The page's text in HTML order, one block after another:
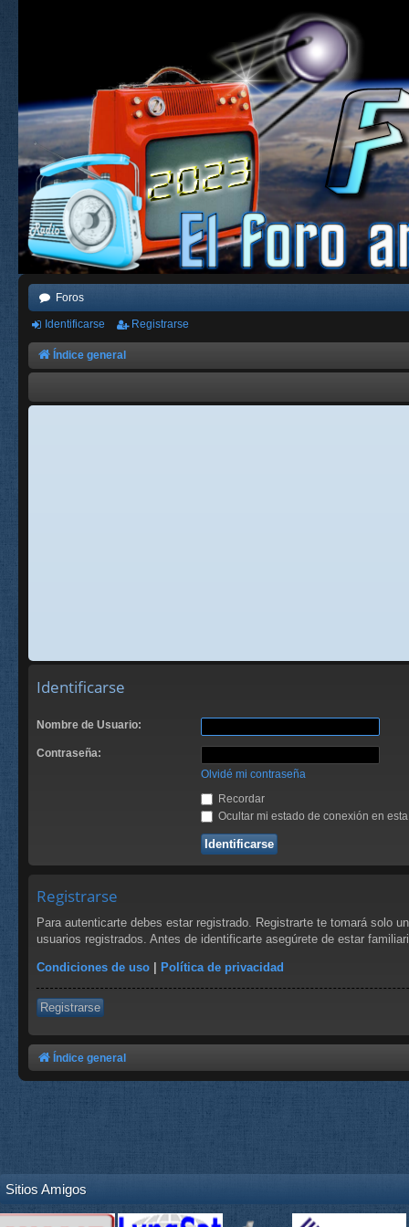
Foros
Identificarse Registrarse
Índice general
Identificarse
Nombre de Usuario:
Contraseña:
Olvidé mi contraseña
Recordar
Ocultar mi estado de conexión en
Registrarse
Para autenticarte debes estar registrado. Registrarte te tomará solo
usuarios registrados. Antes de identificarte asegúrete de estar
Condiciones de uso | Política de privacidad
Registrarse
Índice general
Sitios Amigos